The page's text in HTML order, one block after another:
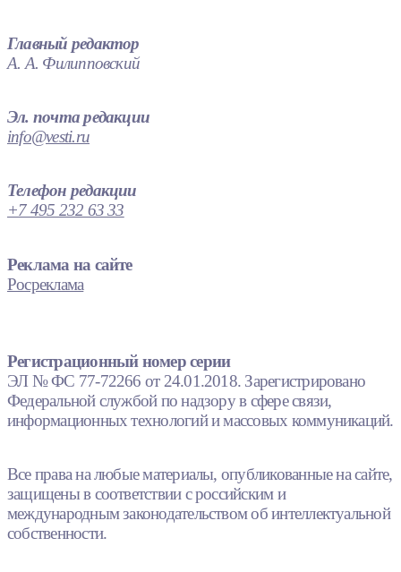
Главный редактор
А. А. Филипповский
Эл. почта редакции
info@vesti.ru
Телефон редакции
+7 495 232 63 33
Реклама на сайте
Росреклама
Регистрационный номер серии
ЭЛ № ФС 77-72266 от 24.01.2018. Зарегистрировано
Федеральной службой по надзору в сфере связи,
информационных технологий и массовых коммуникаций.
Все права на любые материалы, опубликованные на сайте,
защищены в соответствии с российским и
международным законодательством об интеллектуальной
собственности.